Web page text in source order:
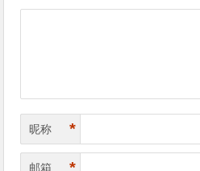
昵称 *
邮箱